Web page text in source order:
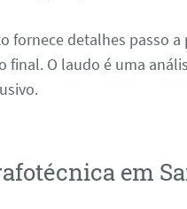
fornece detalhes passo
final. O laudo é uma
em